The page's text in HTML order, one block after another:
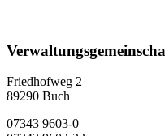
Friedhofweg 2
89290 Buch
07343 9603-0